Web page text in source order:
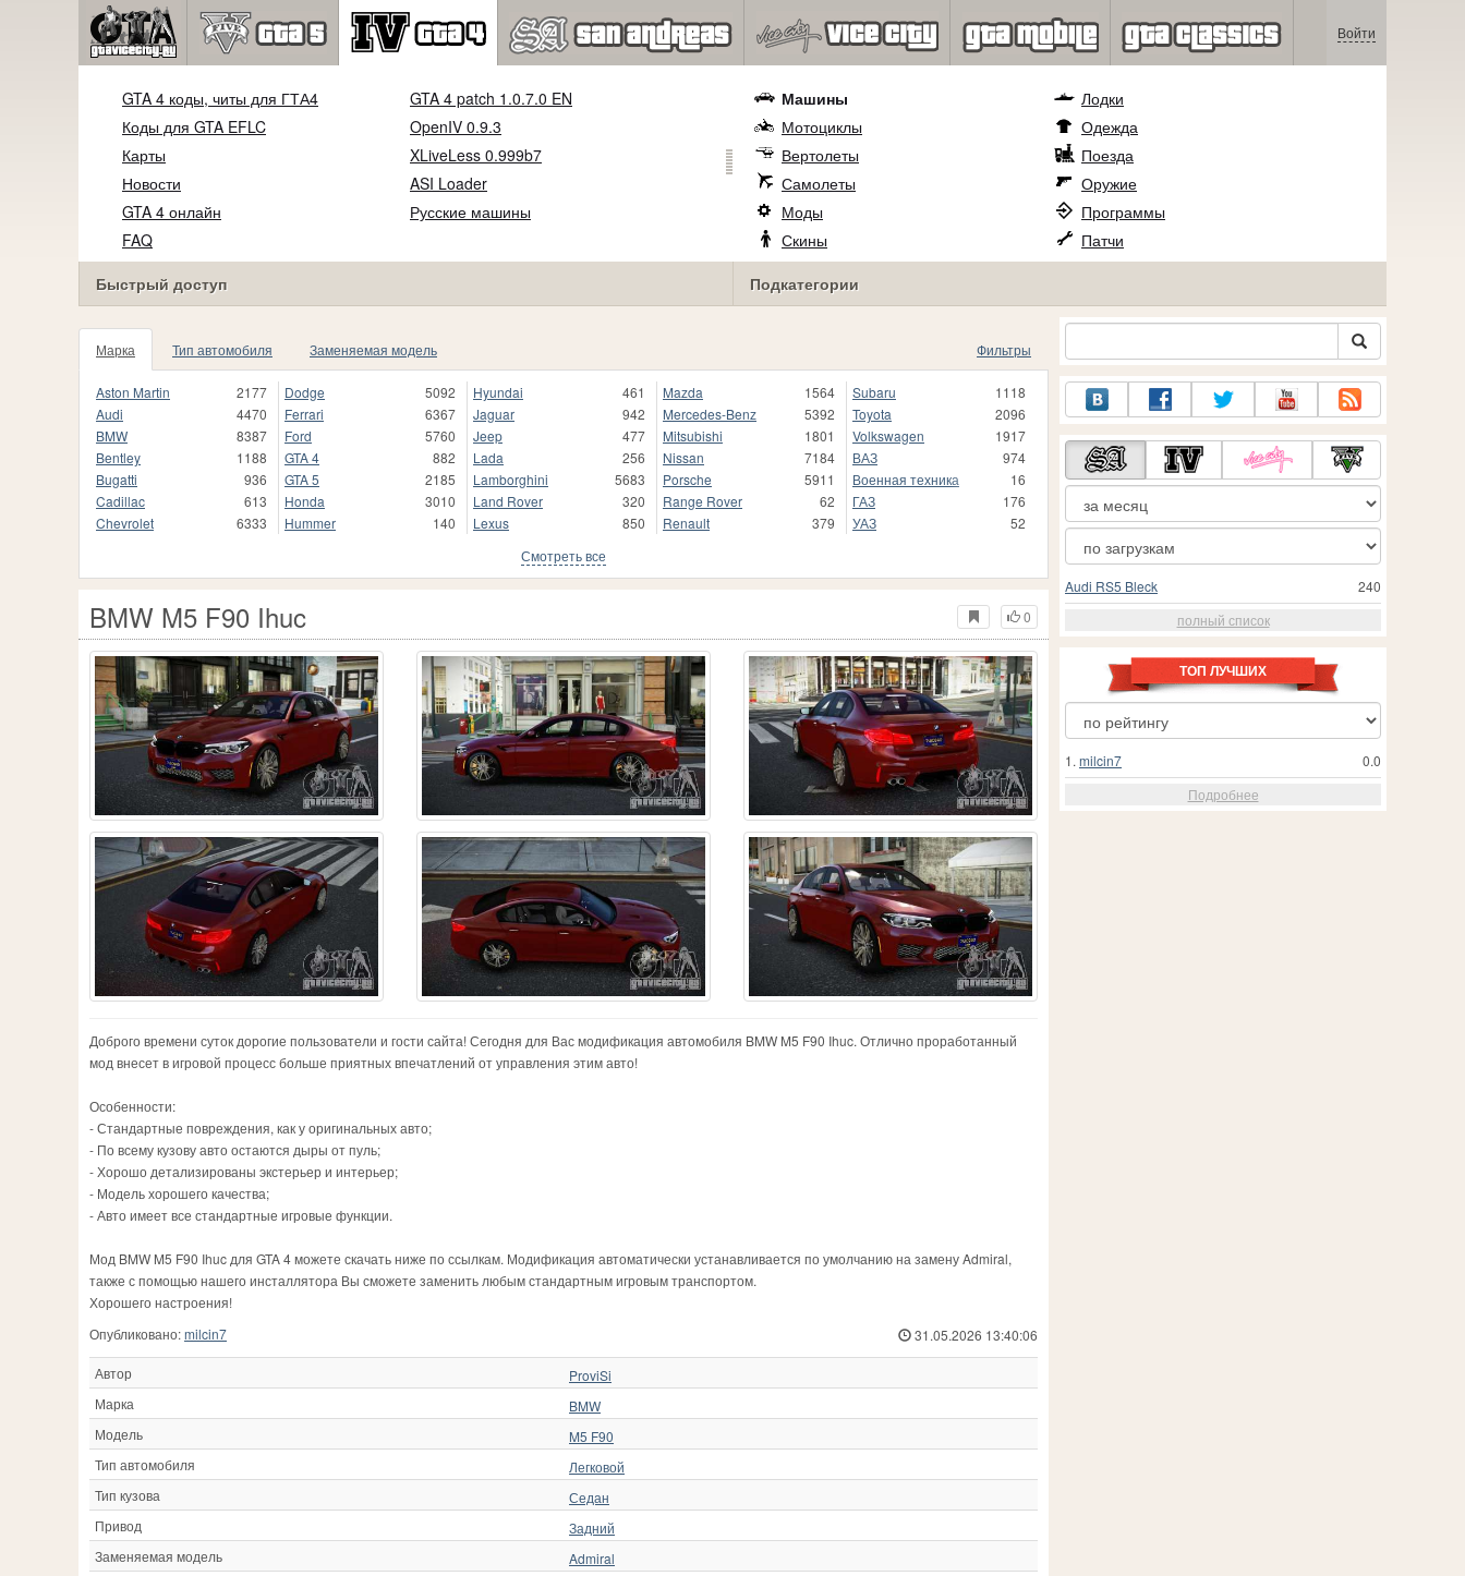
Войти
GTA 4 коды, читы для ГТА4
Коды для GTA EFLC
Карты
Новости
GTA 4 онлайн
FAQ
GTA 4 patch 1.0.7.0 EN
OpenIV 0.9.3
XLiveLess 0.999b7
ASI Loader
Русские машины
Быстрый доступ
Машины
Мотоциклы
Вертолеты
Самолеты
Моды
Скины
Лодки
Одежда
Поезда
Оружие
Программы
Патчи
Подкатегории
Марка Тип автомобиля Заменяемая модель Фильтры
Aston Martin
2177
Audi
4470
BMW
8387
Bentley
1188
Bugatti
936
Cadillac
613
Chevrolet
6333
Dodge
5092
Ferrari
6367
Ford
5760
GTA 4
882
GTA 5
2185
Honda
3010
Hummer
140
Hyundai
461
Jaguar
942
Jeep
477
Lada
256
Lamborghini
5683
Land Rover
320
Lexus
850
Mazda
1564
Mercedes-Benz
5392
Mitsubishi
1801
Nissan
7184
Porsche
5911
Range Rover
62
Renault
379
Subaru
1118
Toyota
2096
Volkswagen
1917
ВАЗ
974
Военная техника
16
ГАЗ
176
УАЗ
52
Смотреть все
0
BMW M5 F90 Ihuc
Доброго времени суток дорогие пользователи и гости сайта! Сегодня для Вас модификация автомобиля BMW M5 F90 Ihuc. Отлично проработанный
мод внесет в игровой процесс больше приятных впечатлений от управления этим авто!
Особенности:
- Стандартные повреждения, как у оригинальных авто;
- По всему кузову авто остаются дыры от пуль;
- Хорошо детализированы экстерьер и интерьер;
- Модель хорошего качества;
- Авто имеет все стандартные игровые функции.
Мод BMW M5 F90 Ihuc для GTA 4 можете скачать ниже по ссылкам. Модификация автоматически устанавливается по умолчанию на замену Admiral,
также с помощью нашего инсталлятора Вы сможете заменить любым стандартным игровым транспортом.
Хорошего настроения!
Опубликовано:milcin7 31.05.2026 13:40:06
Автор
ProviSi
Марка
BMW
Модель
M5 F90
Тип автомобиля
Легковой
Тип кузова
Седан
Привод
Задний
Заменяемая модель
Admiral
240
Audi RS5 Bleck
полный список
ТОП ЛУЧШИХ
0.0
1. milcin7
Подробнее